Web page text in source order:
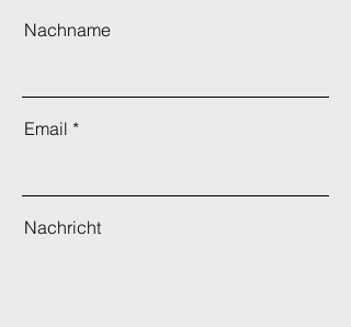
Nachname
Email
Nachricht